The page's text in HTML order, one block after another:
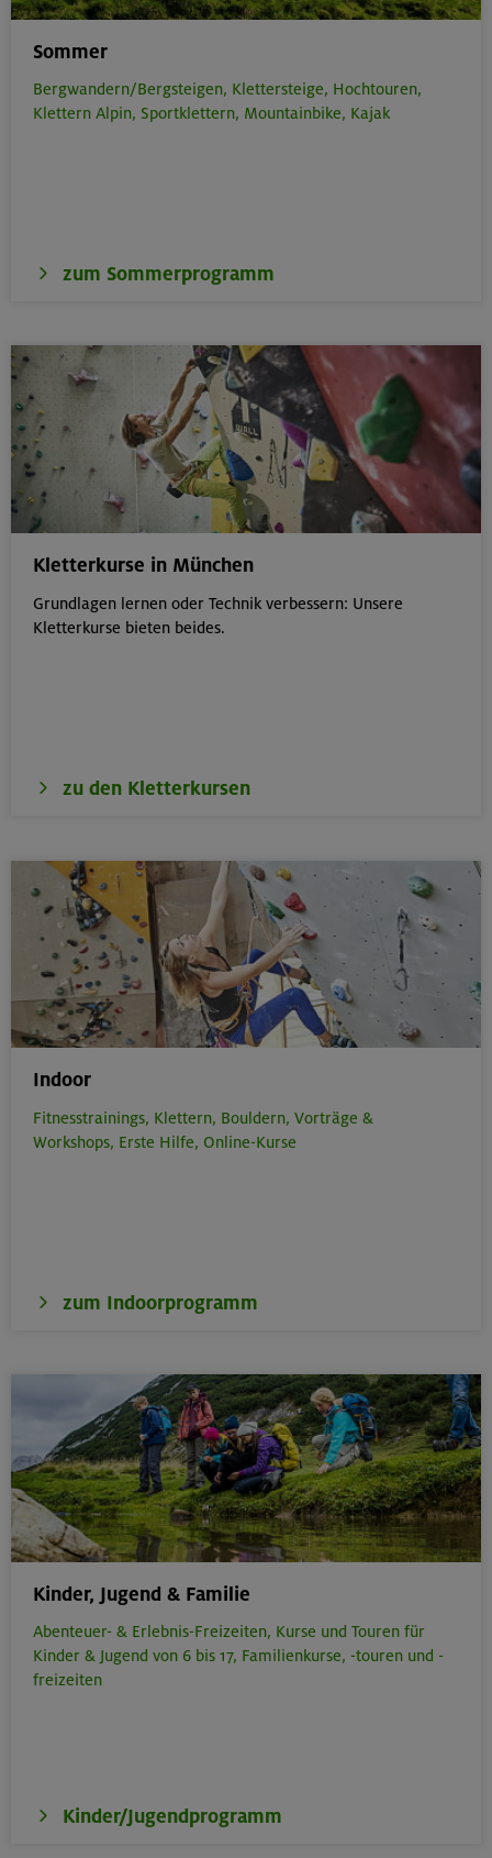
Sommer
Bergwandern/Bergsteigen, Klettersteige, Hochtouren,
Klettern Alpin, Sportklettern, Mountainbike, Kajak
zum Sommerprogramm
Kletterkurse in München
Grundlagen lernen oder Technik verbessern: Unsere
Kletterkurse bieten beides.
zu den Kletterkursen
Indoor
Fitnesstrainings, Klettern, Bouldern, Vorträge &
Workshops, Erste Hilfe, Online-Kurse
zum Indoorprogramm
Kinder, Jugend & Familie
Abenteuer- & Erlebnis-Freizeiten, Kurse und Touren für
Kinder & Jugend von 6 bis 17, Familienkurse, -touren und -
freizeiten
Kinder/Jugendprogramm